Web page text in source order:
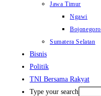
Jawa Timur
Ngawi
Bojonegoro
Sumatera Selatan
Bisnis
Politik
TNI Bersama Rakyat
Type your search